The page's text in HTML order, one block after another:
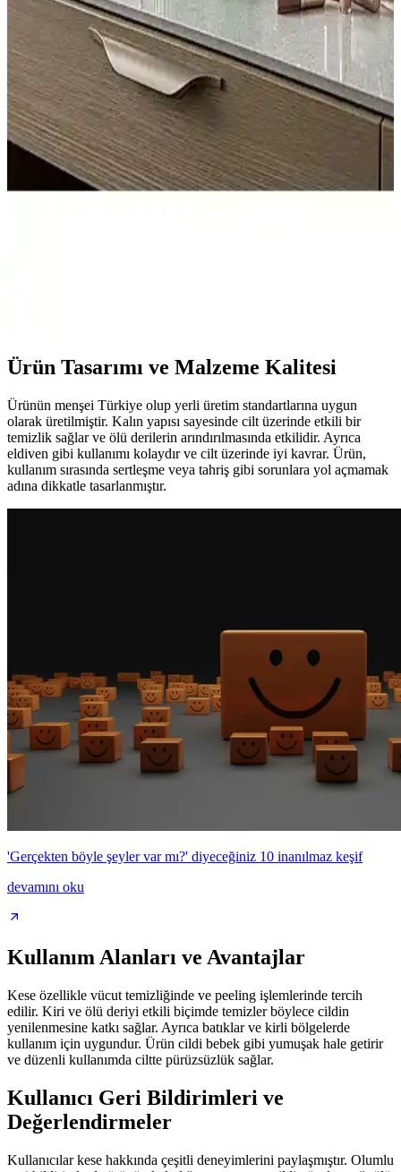
Özdilek banyo kesesi, yumuşak dokusu ve etkili temizlik
özellikleriyle cilt bakımını kolaylaştırır. Pratik kullanımı ve uygun
fiyatıyla günlük bakım rutininizin vazgeçilmez parçası olur.
Bal Ağacı Üç Aromalı Küvet Topları Gül Lavanta
Vanilya Rahatlatıcı Banyo Deneyimi
Bal Ağacı'nın gül, lavanta ve vanilya aromalı küvet topları, cildi
nemlendirir, rahatlatır ve ferahlatıcı kokularıyla stresinizi azaltır.
Doğal içeriklerle hazırlanan bu ürün, kaliteli ve güvenilir bir banyo
deneyimi sunar.
Ürün Tasarımı ve Malzeme Kalitesi
Ürünün menşei Türkiye olup yerli üretim standartlarına uygun
olarak üretilmiştir. Kalın yapısı sayesinde cilt üzerinde etkili bir
temizlik sağlar ve ölü derilerin arındırılmasında etkilidir. Ayrıca
eldiven gibi kullanımı kolaydır ve cilt üzerinde iyi kavrar. Ürün,
kullanım sırasında sertleşme veya tahriş gibi sorunlara yol açmamak
adına dikkatle tasarlanmıştır.
'Gerçekten böyle şeyler var mı?' diyeceğiniz 10 inanılmaz keşif
devamını oku
Kullanım Alanları ve Avantajlar
Kese özellikle vücut temizliğinde ve peeling işlemlerinde tercih
edilir. Kiri ve ölü deriyi etkili biçimde temizler böylece cildin
yenilenmesine katkı sağlar. Ayrıca batıklar ve kirli bölgelerde
kullanım için uygundur. Ürün cildi bebek gibi yumuşak hale getirir
ve düzenli kullanımda ciltte pürüzsüzlük sağlar.
Kullanıcı Geri Bildirimleri ve
Değerlendirmeler
Kullanıcılar kese hakkında çeşitli deneyimlerini paylaşmıştır. Olumlu